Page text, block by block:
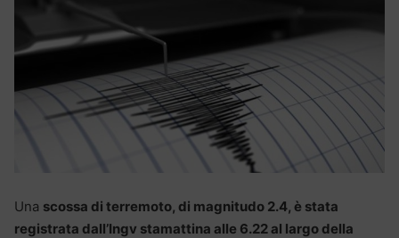
Una scossa di terremoto, di magnitudo 2.4, è stata
registrata dall’Ingv stamattina alle 6.22 al largo della